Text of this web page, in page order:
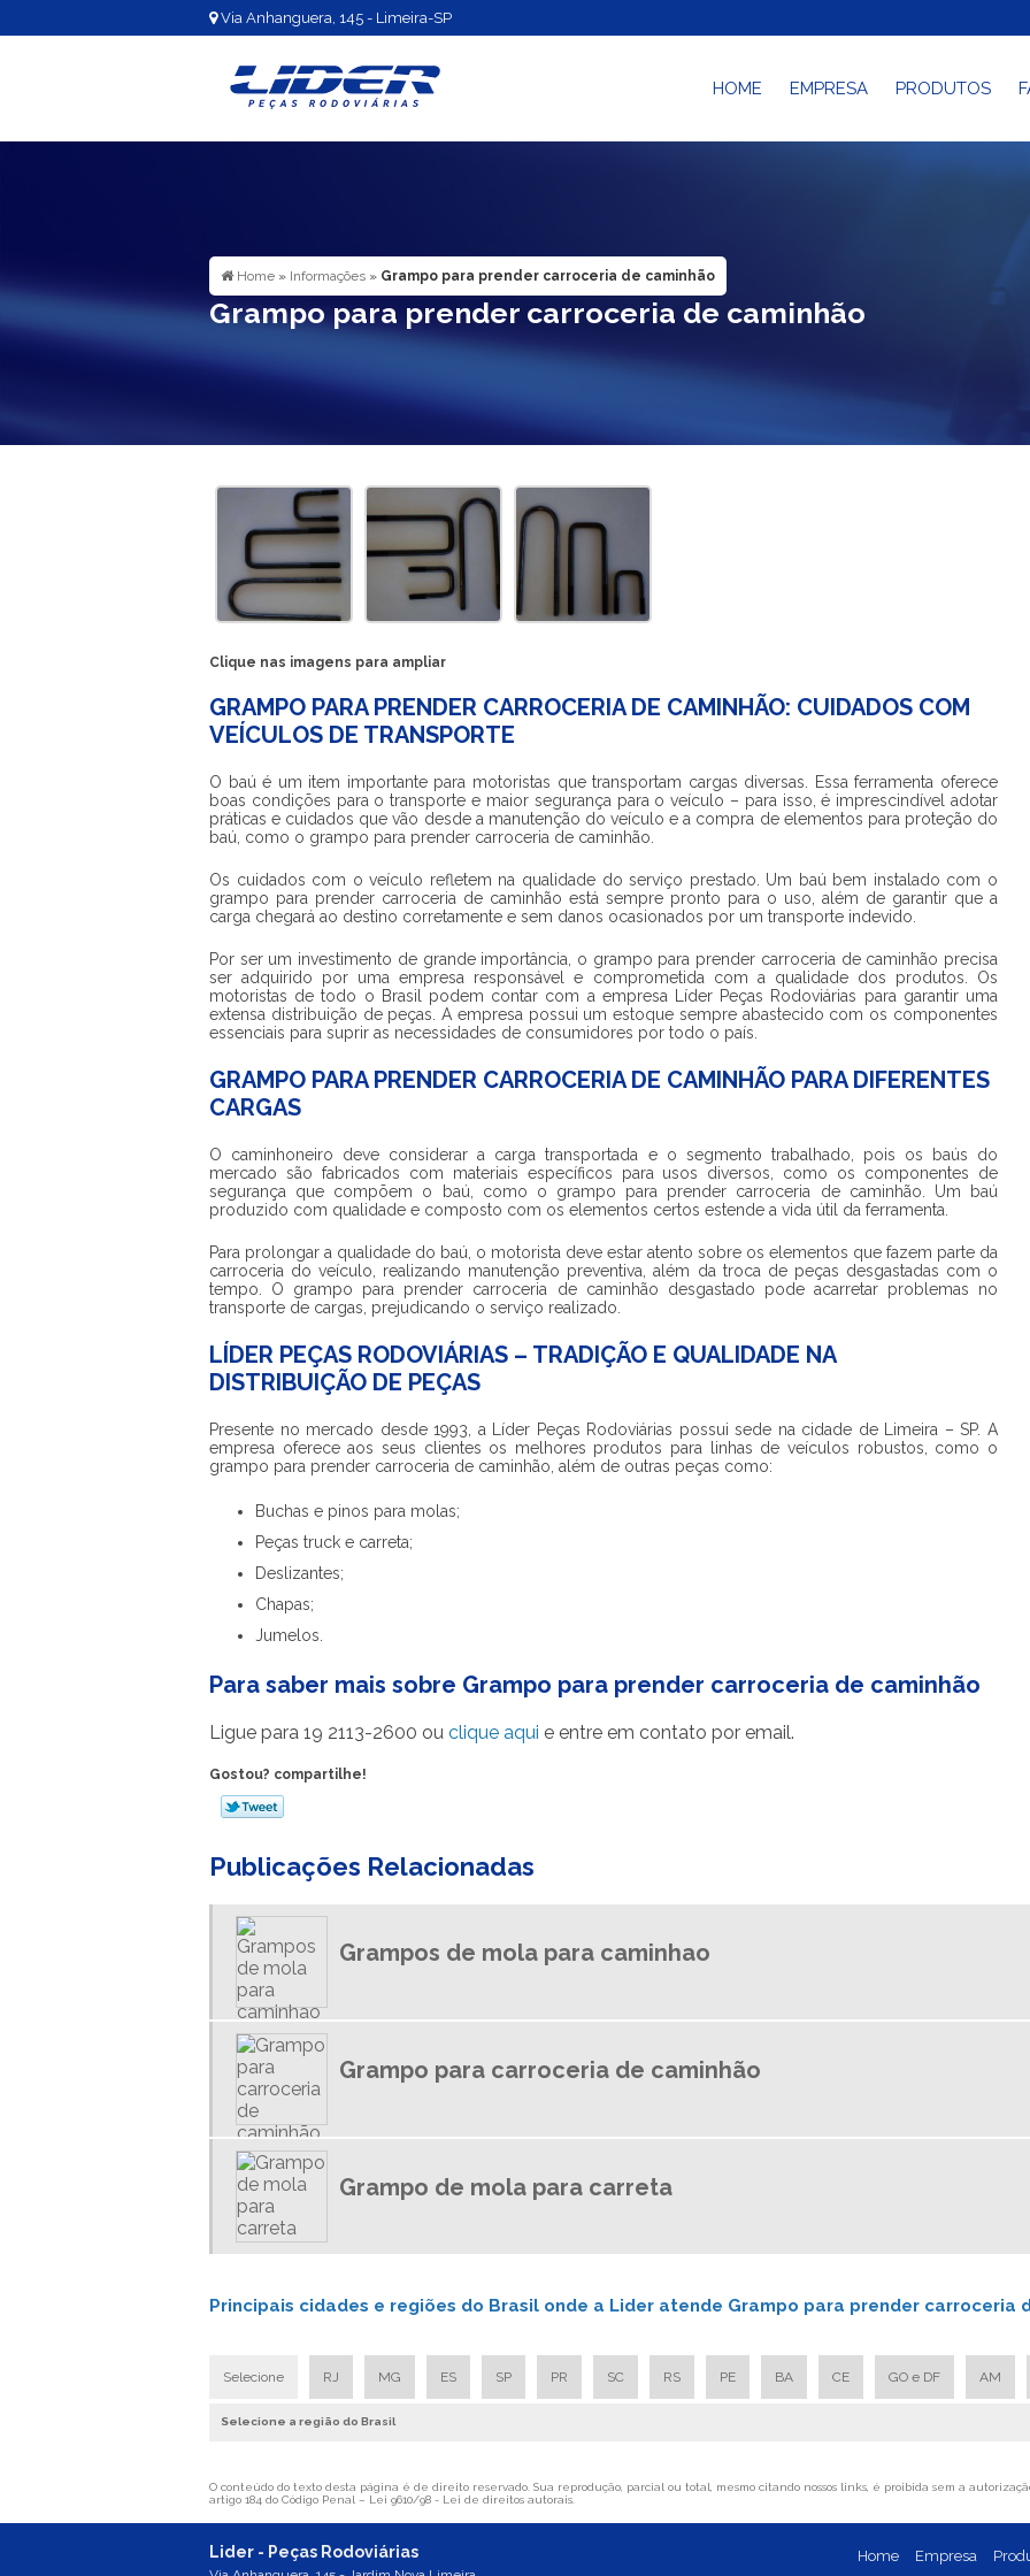
Via Anhanguera, 145 - Limeira-SP
HOME EMPRESA PRODUTOS
Home » Informações » Grampo para prender carroceria de caminhão
Grampo para prender carroceria de caminhão
Clique nas imagens para ampliar
GRAMPO PARA PRENDER CARROCERIA DE CAMINHÃO: CUIDADOS COM
VEÍCULOS DE TRANSPORTE
O baú é um item importante para motoristas que transportam cargas diversas. Essa ferramenta oferece
boas condições para o transporte e maior segurança para o veículo – para isso, é imprescindível adotar
práticas e cuidados que vão desde a manutenção do veículo e a compra de elementos para proteção do
baú, como o grampo para prender carroceria de caminhão
Os cuidados com o veículo refletem na qualidade do serviço prestado. Um baú bem instalado com o
grampo para prender carroceria de caminhão está sempre pronto para o uso, além de garantir que a
carga chegará ao destino corretamente e sem danos ocasionados por um transporte indevido.
Por ser um investimento de grande importância, o grampo para prender carroceria de caminhão precisa
ser adquirido por uma empresa responsável e comprometida com a qualidade dos produtos. Os
motoristas de todo o Brasil podem contar com a empresa Líder Peças Rodoviárias para garantir uma
extensa distribuição de peças. A empresa possui um estoque sempre abastecido com os componentes
essenciais para suprir as necessidades de consumidores por todo o país.
GRAMPO PARA PRENDER CARROCERIA DE CAMINHÃO PARA DIFERENTES
CARGAS
O caminhoneiro deve considerar a carga transportada e o segmento trabalhado, pois os baús do
mercado são fabricados com materiais específicos para usos diversos, como os componentes de
segurança que compõem o baú, como o grampo para prender carroceria de caminhão . Um baú
produzido com qualidade e composto com os elementos certos estende a vida útil da ferramenta.
Para prolongar a qualidade do baú, o motorista deve estar atento sobre os elementos que fazem parte da
carroceria do veículo, realizando manutenção preventiva, além da troca de peças desgastadas com o
tempo. O grampo para prender carroceria de caminhão desgastado pode acarretar problemas no
transporte de cargas, prejudicando o serviço realizado.
LÍDER PEÇAS RODOVIÁRIAS – TRADIÇÃO E QUALIDADE NA
DISTRIBUIÇÃO DE PEÇAS
Presente no mercado desde 1993, a Líder Peças Rodoviárias possui sede na cidade de Limeira – SP. A
empresa oferece aos seus clientes os melhores produtos para linhas de veículos robustos, como o
grampo para prender carroceria de caminhão , além de outras peças como:
Buchas e pinos para molas;
Peças truck e carreta;
Deslizantes;
Chapas;
Jumelos.
Para saber mais sobre Grampo para prender carroceria de caminhão
Ligue para 19 2113-2600 ou clique aqui e entre em contato por email.
Gostou? compartilhe!
Publicações Relacionadas
Grampos de mola para caminhao
Grampo para carroceria de caminhão
Grampo de mola para carreta
Principais cidades e regiões do Brasil onde a Lider atende Grampo para prender carroceria
Selecione RJ MG ES SP PR SC RS PE BA CE GO e DF AM
Selecione a região do Brasil
O conteúdo do texto desta página é de direito reservado. Sua reprodução, parcial ou total, mesmo citando nossos links, é proibida sem a
artigo 184 do Código Penal – Lei 9610/98 - Lei de direitos autorais
Lider - Peças Rodoviárias Home Empresa